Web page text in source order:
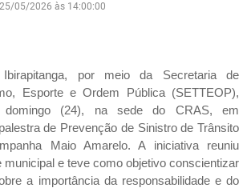
25/05/2026 às 14:00:00
por meio da Secretaria de
Esporte e Ordem Pública (SETTEOP),
domingo (24), na sede do CRAS, em
de Prevenção de Sinistro de Trânsito
Maio Amarelo. A iniciativa reuniu
municipal e teve como objetivo conscientizar
a importância da responsabilidade e do